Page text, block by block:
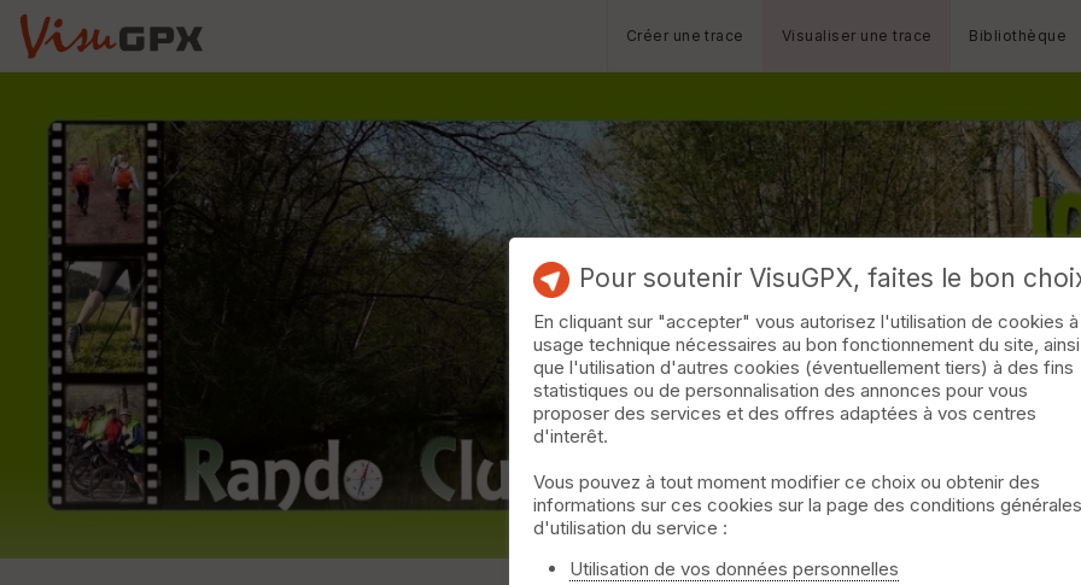
Créer une trace Visualiser une trace Bibliothèque
Pour soutenir VisuGPX, faites le bon
En cliquant sur "accepter" vous autorisez l'utilisation de cookies à
usage technique nécessaires au bon fonctionnement du site, ainsi
que l'utilisation d'autres cookies (éventuellement tiers) à des fins
statistiques ou de personnalisation des annonces pour vous
proposer des services et des offres adaptées à vos centres
d'interêt.
Vous pouvez à tout moment modifier ce choix ou obtenir des
informations sur ces cookies sur la page des conditions générales
d'utilisation du service :
Utilisation de vos données personnelles